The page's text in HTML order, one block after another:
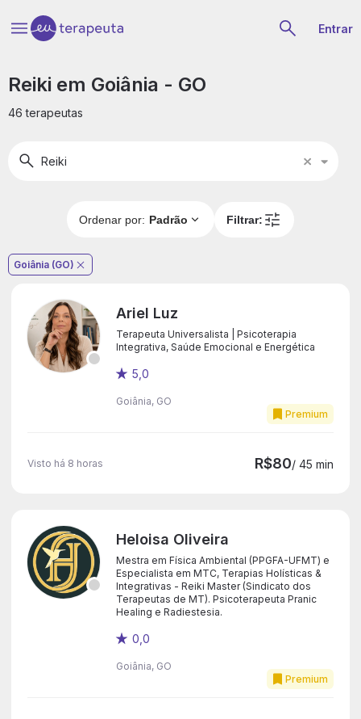
Entrar
Reiki em Goiânia - GO
46 terapeutas
Reiki
Ordenar por: Padrão Filtrar:
Goiânia (GO)
Premium
Ariel Luz
Terapeuta Universalista | Psicoterapia
Integrativa, Saúde Emocional e Energética
5,0
Goiânia, GO
Visto há 8 horas R$80/ 45 min
Premium
Heloisa Oliveira
Mestra em Física Ambiental (PPGFA-UFMT) e
Especialista em MTC, Terapias Holísticas &
Integrativas - Reiki Master (Sindicato dos
Terapeutas de MT). Psicoterapeuta Pranic
Healing e Radiestesia.
0,0
Goiânia, GO